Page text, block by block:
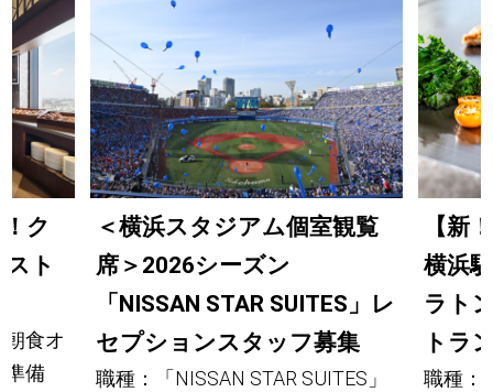
ク
ト
食オ
準備
＜横浜スタジアム個室観覧
席＞2026シーズン
「NISSAN STAR SUITES」レ
セプションスタッフ募集
職種：「NISSAN STAR SUITES」
【新
横浜
ラト
トラ
職種：